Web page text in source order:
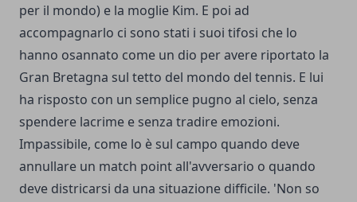
per il mondo) e la moglie Kim. E poi ad
accompagnarlo ci sono stati i suoi tifosi che lo
hanno osannato come un dio per avere riportato la
Gran Bretagna sul tetto del mondo del tennis. E lui
ha risposto con un semplice pugno al cielo, senza
spendere lacrime e senza tradire emozioni.
Impassibile, come lo è sul campo quando deve
annullare un match point all'avversario o quando
deve districarsi da una situazione difficile. 'Non so